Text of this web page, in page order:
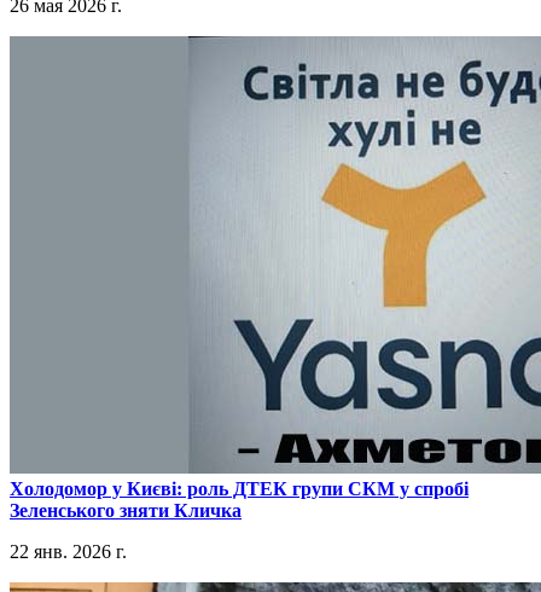
26 мая 2026 г.
​Холодомор у Києві: роль ДТЕК групи СКМ у спробі
Зеленського зняти Кличка
22 янв. 2026 г.